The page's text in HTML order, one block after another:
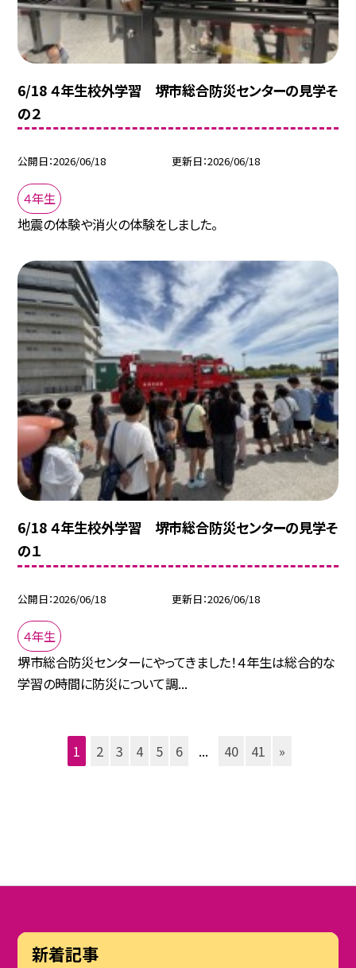
6/18 ４年生校外学習 堺市総合防災センターの見学そ
の２
公開日 2026/06/18 更新日 2026/06/18
４年生
地震の体験や消火の体験をしました。
6/18 ４年生校外学習 堺市総合防災センターの見学そ
の１
公開日 2026/06/18 更新日 2026/06/18
４年生
堺市総合防災センターにやってきました！４年生は総合的な
学習の時間に防災について調...
1 2 3 4 5 6 ... 40 41 »
新着記事